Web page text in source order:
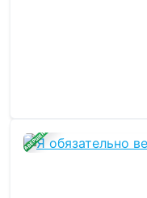
ЗАВЕРШЕНА